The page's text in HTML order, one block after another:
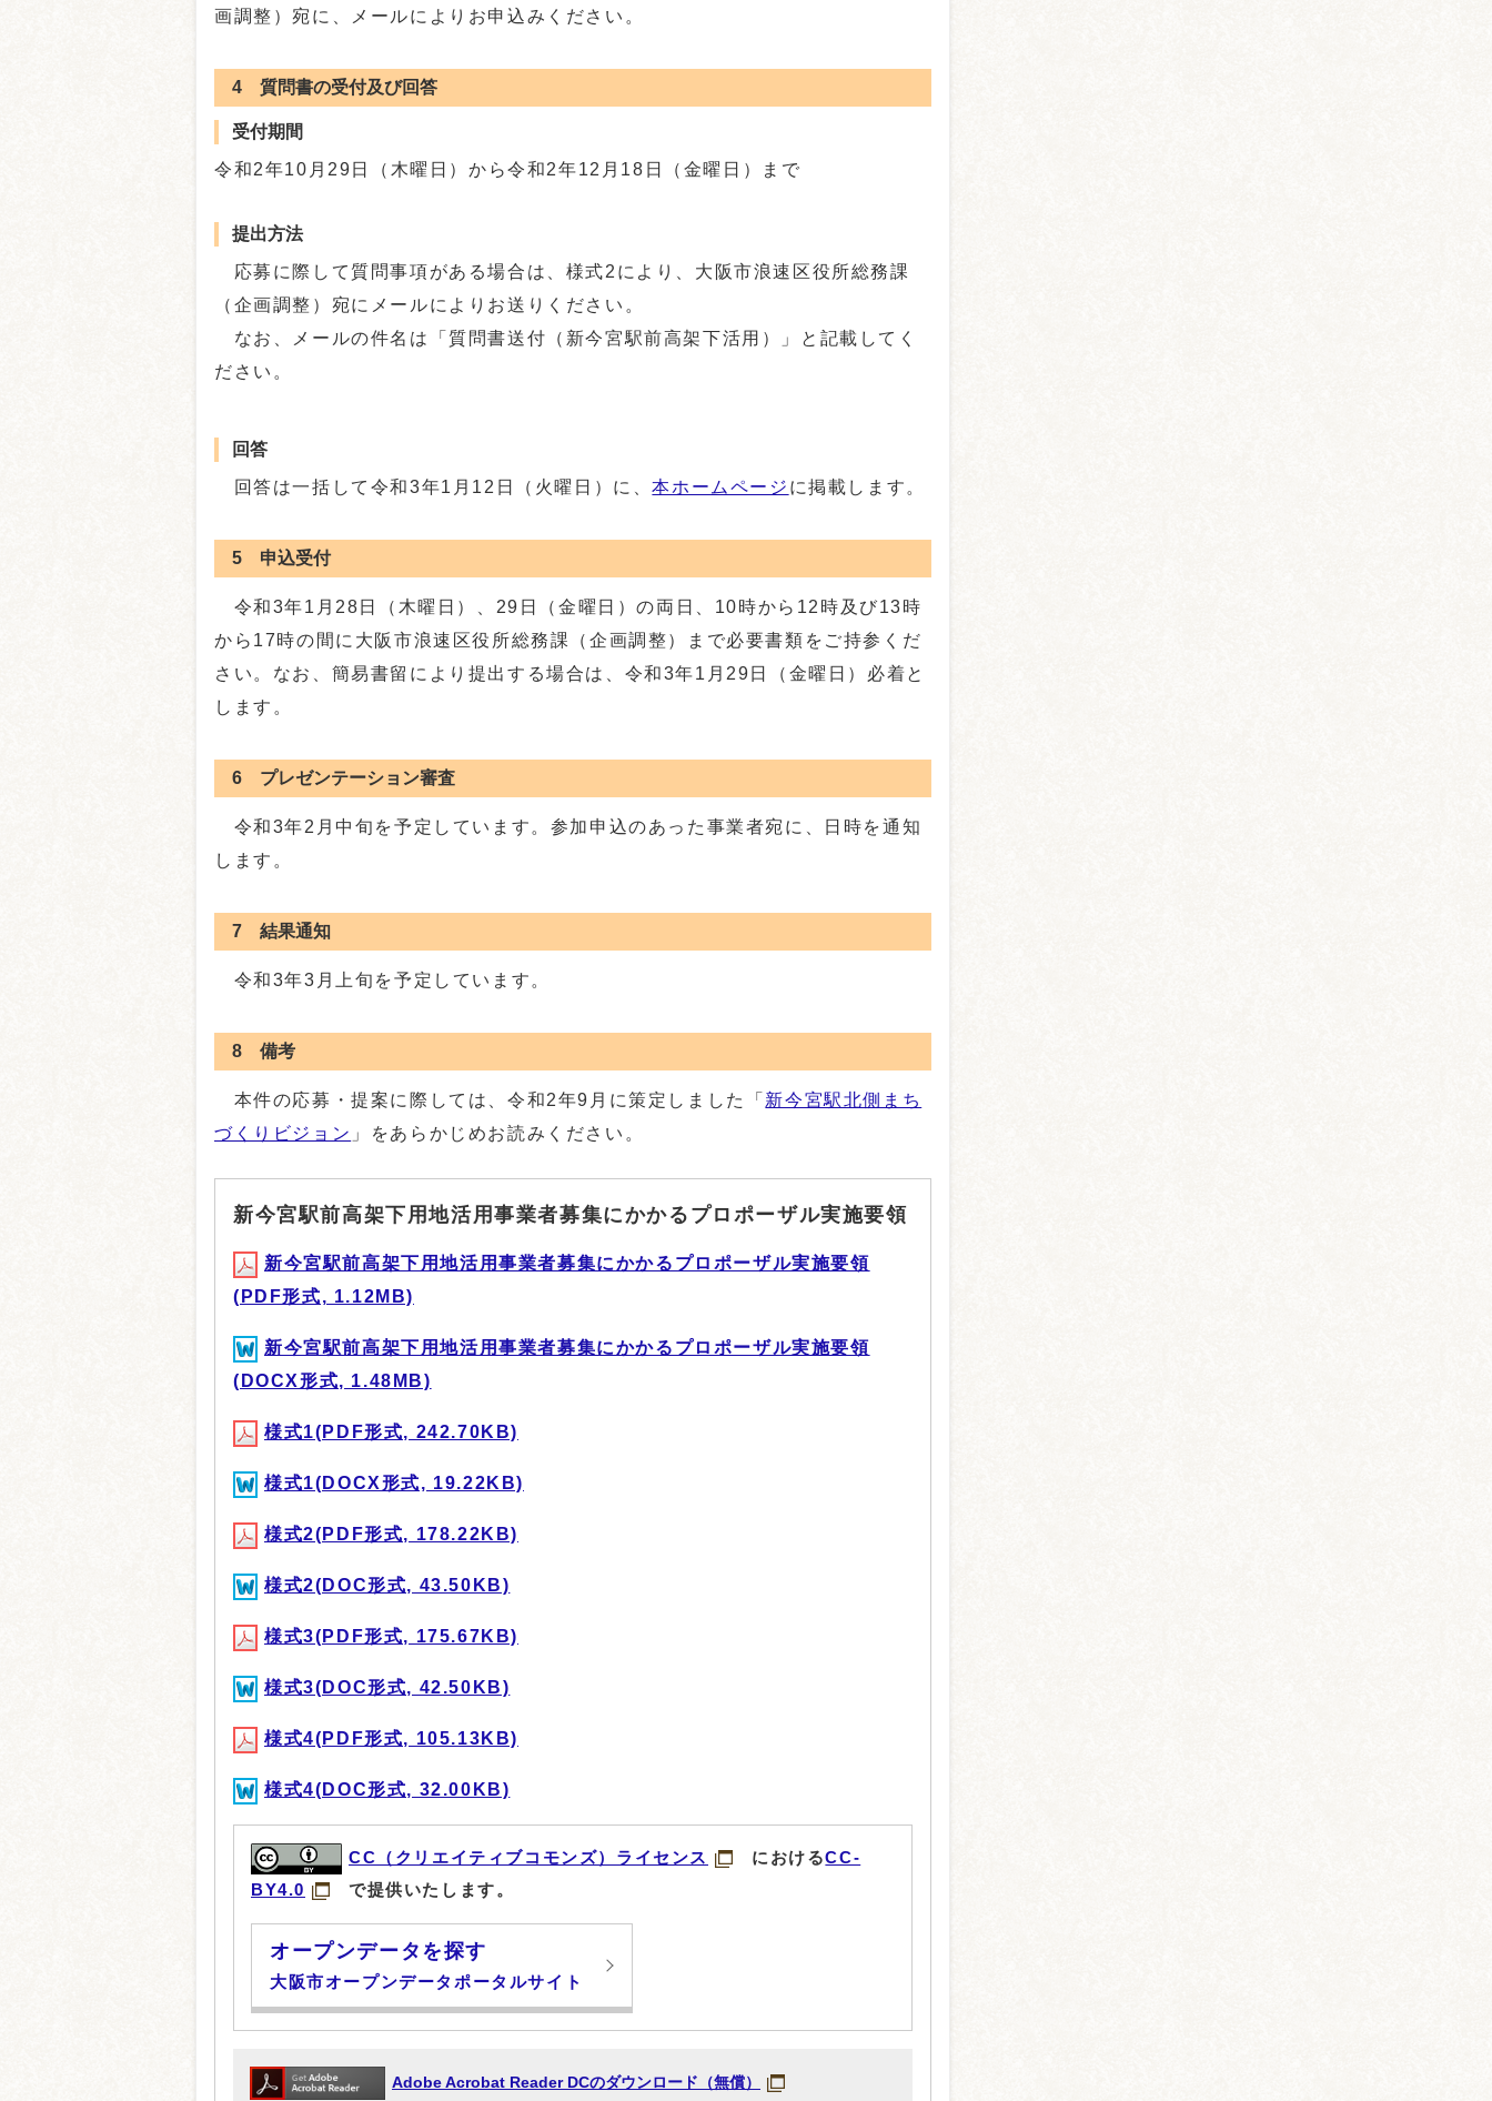
画調整）宛に、メールによりお申込みください。
4 質問書の受付及び回答
受付期間
令和2年10月29日（木曜日）から令和2年12月18日（金曜日）まで
提出方法
応募に際して質問事項がある場合は、様式2により、大阪市浪速区役所総務課
（企画調整）宛にメールによりお送りください。
なお、メールの件名は「質問書送付（新今宮駅前高架下活用）」と記載してく
ださい。
回答
回答は一括して令和3年1月12日（火曜日）に、本ホームページ に掲載します。
5 申込受付
令和3年1月28日（木曜日）、29日（金曜日）の両日、10時から12時及び13時
から17時の間に大阪市浪速区役所総務課（企画調整）まで必要書類をご持参くだ
さい。なお、簡易書留により提出する場合は、令和3年1月29日（金曜日）必着と
します。
6 プレゼンテーション審査
令和3年2月中旬を予定しています。参加申込のあった事業者宛に、日時を通知
します。
7 結果通知
令和3年3月上旬を予定しています。
8 備考
本件の応募・提案に際しては、令和2年9月に策定しました「 新今宮駅北側まち
づくりビジョン 」をあらかじめお読みください。
新今宮駅前高架下用地活用事業者募集にかかるプロポーザル実施要領
新今宮駅前高架下用地活用事業者募集にかかるプロポーザル実施要領
(PDF形式, 1.12MB)
新今宮駅前高架下用地活用事業者募集にかかるプロポーザル実施要領
(DOCX形式, 1.48MB)
様式1(PDF形式, 242.70KB)
様式1(DOCX形式, 19.22KB)
様式2(PDF形式, 178.22KB)
様式2(DOC形式, 43.50KB)
様式3(PDF形式, 175.67KB)
様式3(DOC形式, 42.50KB)
様式4(PDF形式, 105.13KB)
様式4(DOC形式, 32.00KB)
CC（クリエイティブコモンズ）ライセンス におけるCC-
BY4.0
で提供いたします。
オープンデータを探す
大阪市オープンデータポータルサイト
Adobe Acrobat Reader DCのダウンロード（無償）